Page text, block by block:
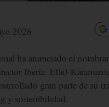
2026
ha anunciado el
Iberia. Ellul-
gran parte de su
y sostenibilidad.